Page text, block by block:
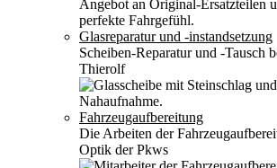
Angebot an Original-Ersatzteilen
perfekte Fahrgefühl.
Glasreparatur und -instandsetzung
Scheiben-Reparatur und -Tausch
Thierolf
Fahrzeugaufbereitung
Die Arbeiten der
Optik der Pkws